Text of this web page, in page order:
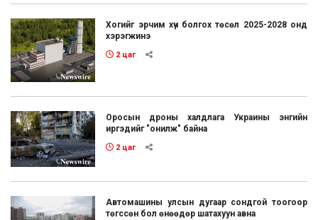
Хогийг эрчим хүч болгох төсөл 2025-2028 онд
хэрэгжинэ
2 цаг
Оросын дроны халдлага Украины энгийн
иргэдийг "онилж" байна
2 цаг
Автомашины улсын дугаар сондгой тоогоор
төгссөн бол өнөөдөр шатахуун авна